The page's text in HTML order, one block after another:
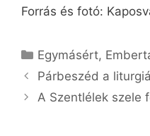
Forrás és fotó:
Kategória
Egymásért,
Párbeszéd a
A Szentlélek szele